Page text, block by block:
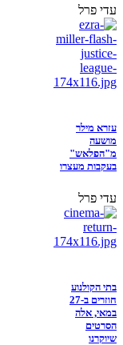
עדי פרל
עזרא מילר
מושעה
מ"הפלאש"
בעקבות מעצרו
עדי פרל
בתי הקולנוע
חוזרים ב-27
במאי, אלה
הסרטים
שיוקרנו